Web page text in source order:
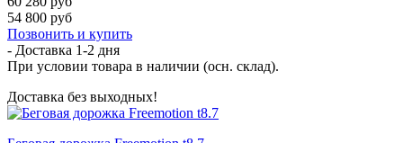
54 800 руб
Позвонить и купить
- Доставка 1-2 дня
При условии товара в наличии (осн. склад).
Доставка без выходных!